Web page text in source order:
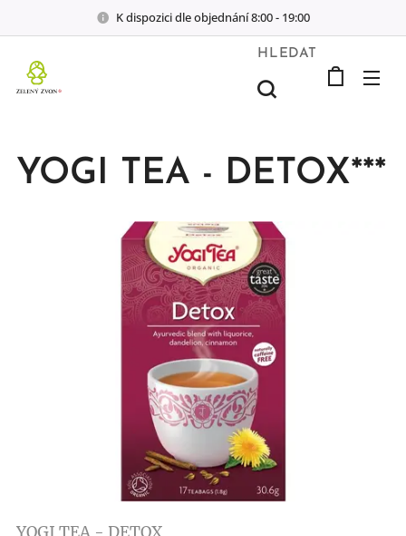
K dispozici dle objednání 8:00 - 19:00
HLEDAT
YOGI TEA - DETOX***